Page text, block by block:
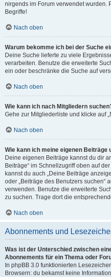
nirgends im Forum verwendet wurden.
Begriffe!
Nach oben
Warum bekomme ich bei der Suche
Deine Suche lieferte zu viele
verarbeiten. Benutze die erweiterte
ein oder beschränke die Suche auf
Nach oben
Wie kann ich nach Mitgliedern
Gehe zur Mitgliederliste und klicke auf
Nach oben
Wie kann ich meine eigenen Beiträge
Deine eigenen Beiträge kannst du dir
Beiträge“ im Schnellzugriff oben auf
kannst du auch „Deine Beiträge
oder „Beiträge des Benutzers suchen“
verwenden. Benutze die erweiterte
zu suchen. Trage dort die
Nach oben
Abonnements und
Was ist der Unterschied zwischen
Abonnements für ein Thema oder
In phpBB 3.0 funktionierten
Browsern: du bekamst keine